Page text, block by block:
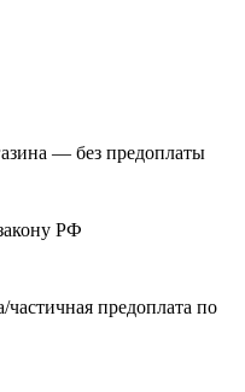
— без предоплаты
РФ
предоплата по